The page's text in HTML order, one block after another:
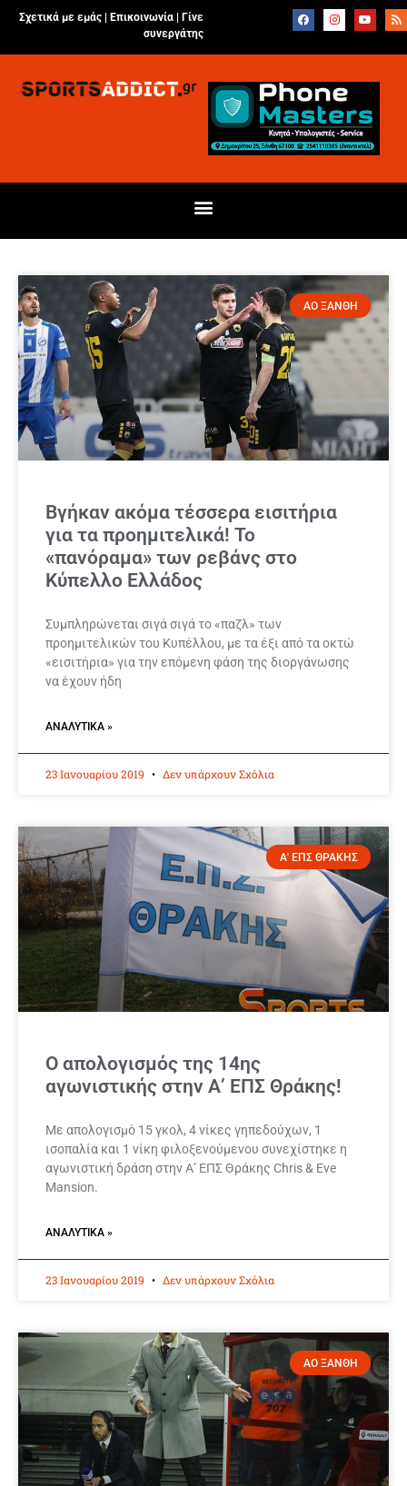
Σχετικά με εμάς | Επικοινωνία
Γίνε
συνεργάτης
ΑΟ ΞΑΝΘΗ
Βγήκαν ακόμα τέσσερα εισιτήρια
για τα προημιτελικά! Το
«πανόραμα» των ρεβάνς στο
Κύπελλο Ελλάδος
Συμπληρώνεται σιγά σιγά το «παζλ» των
προημιτελικών του Κυπέλλου, με τα έξι από τα οκτώ
«εισιτήρια» για την επόμενη φάση της διοργάνωσης
να έχουν ήδη
ΑΝΑΛΥΤΙΚΆ »
23 Ιανουαρίου 2019 Δεν υπάρχουν Σχόλια
Α' ΕΠΣ ΘΡΑΚΗΣ
Ο απολογισμός της 14ης
αγωνιστικής στην Α’ ΕΠΣ Θράκης!
Με απολογισμό 15 γκολ, 4 νίκες γηπεδούχων, 1
ισοπαλία και 1 νίκη φιλοξενούμενου συνεχίστηκε η
αγωνιστική δράση στην Α’ ΕΠΣ Θράκης Chris & Eve
Mansion.
ΑΝΑΛΥΤΙΚΆ »
23 Ιανουαρίου 2019 Δεν υπάρχουν Σχόλια
ΑΟ ΞΑΝΘΗ